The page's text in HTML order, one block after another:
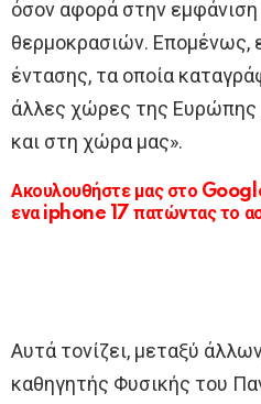
όσον αφορά στην
θερμοκρασιών. Επομένως,
έντασης, τα οποία
άλλες χώρες της
και στη χώρα μας».
Ακουλουθήστε μας στο
ενα iphone 17 πατώντας το
Αυτά τονίζει, μεταξύ
καθηγητής Φυσικής του